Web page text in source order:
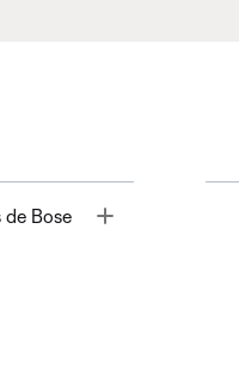
de Bose Toggle